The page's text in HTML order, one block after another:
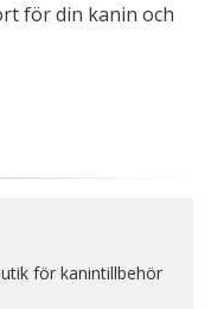
för din kanin och
för kanintillbehör